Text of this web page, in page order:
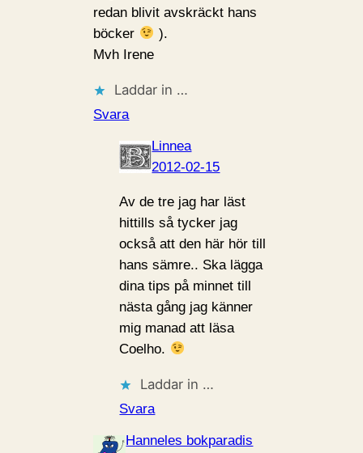
redan blivit avskräckt hans
böcker
).
Mvh Irene
Laddar in …
Svara
Linnea
2012-02-15
Av de tre jag har läst
hittills så tycker jag
också att den här hör till
hans sämre.. Ska lägga
dina tips på minnet till
nästa gång jag känner
mig manad att läsa
Coelho.
Laddar in …
Svara
Hanneles bokparadis